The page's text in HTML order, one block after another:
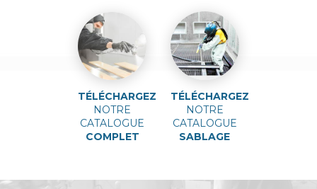
TÉLÉCHARGEZ
NOTRE
CATALOGUE
COMPLET
TÉLÉCHARGEZ
NOTRE
CATALOGUE
SABLAGE